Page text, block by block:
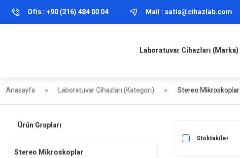
Ofis :+90 (216) 484 00 04 Mail : satis@cihazlab.com
Laboratuvar Cihazları (Marka)
Anasayfa Laboratuvar Cihazları (Kategori) Stereo Mikroskoplar
Ürün Grupları
Stereo Mikroskoplar
Stoktakiler